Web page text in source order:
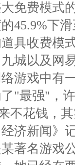
免费模式
45.9%下
具收费模
城以及网
游戏中有
"最强"，
不花钱，
济新闻》
著名游戏